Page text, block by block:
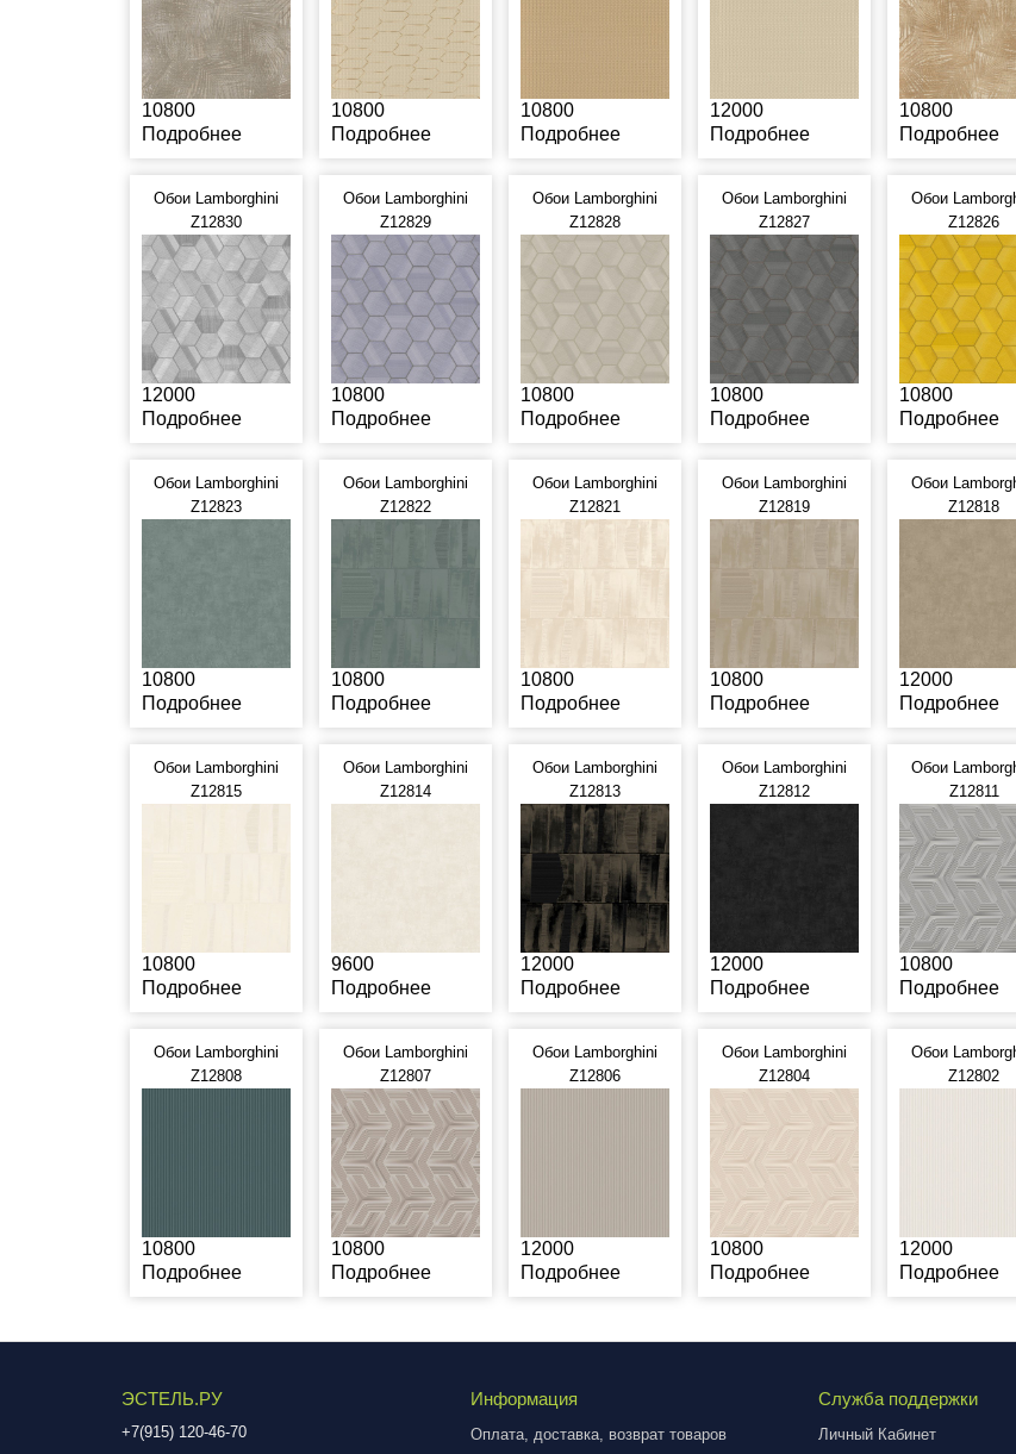
10800
Подробнее
10800
Подробнее
10800
Подробнее
12000
Подробнее
10800
Подробнее
Обои Lamborghini
Z12830
12000
Подробнее
Обои Lamborghini
Z12829
10800
Подробнее
Обои Lamborghini
Z12828
10800
Подробнее
Обои Lamborghini
Z12827
10800
Подробнее
Обои
Z12826
10800
Подробнее
Обои Lamborghini
Z12823
10800
Подробнее
Обои Lamborghini
Z12822
10800
Подробнее
Обои Lamborghini
Z12821
10800
Подробнее
Обои Lamborghini
Z12819
10800
Подробнее
Обои
Z12818
12000
Подробнее
Обои Lamborghini
Z12815
10800
Подробнее
Обои Lamborghini
Z12814
9600
Подробнее
Обои Lamborghini
Z12813
12000
Подробнее
Обои Lamborghini
Z12812
12000
Подробнее
Обои
Z12811
10800
Подробнее
Обои Lamborghini
Z12808
10800
Подробнее
Обои Lamborghini
Z12807
10800
Подробнее
Обои Lamborghini
Z12806
12000
Подробнее
Обои Lamborghini
Z12804
10800
Подробнее
Обои
Z12802
12000
Подробнее
ЭСТЕЛЬ.РУ
+7(915) 120-46-70
Информация
Оплата, доставка, возврат товаров
Служба поддержки
Личный Кабинет